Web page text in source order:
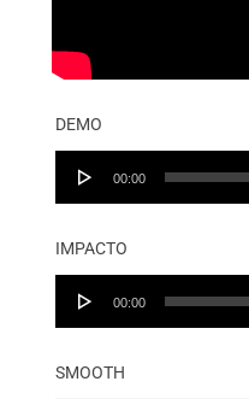
DEMO
Audio
00:00
IMPACTO
Audio
00:00
SMOOTH